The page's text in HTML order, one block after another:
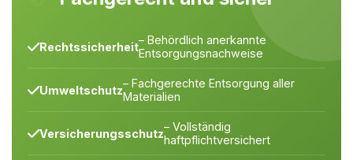
Rechtssicherheit– Behördlich anerkannte
Entsorgungsnachweise
Umweltschutz– Fachgerechte Entsorgung aller
Materialien
Versicherungsschutz– Vollständig
haftpflichtversichert